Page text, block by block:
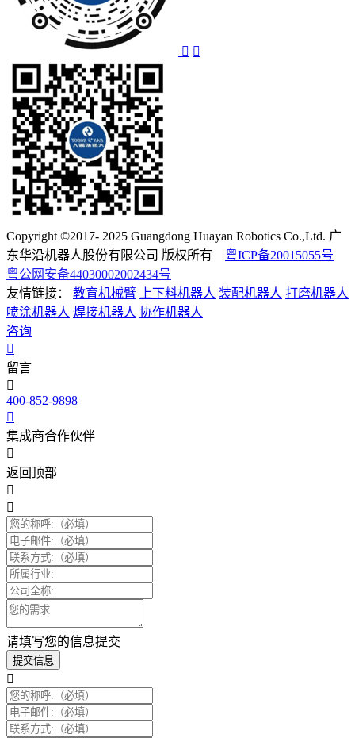
Copyright ©2017- 2025 Guangdong Huayan Robotics Co.,Ltd. 广
东华沿机器人股份有限公司 版权所有 粤ICP备20015055号
粤公网安备44030002002434号
友情链接：
教育机械臂 上下料机器人 装配机器人 打磨机器人
喷涂机器人 焊接机器人 协作机器人
咨询
留言
400-852-9898
集成商合作伙伴
返回顶部
请填写您的信息提交
提交信息